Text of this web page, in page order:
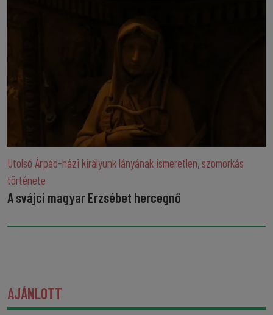
Utolsó Árpád-házi királyunk lányának ismeretlen, szomorkás
története
A svájci magyar Erzsébet hercegnő
AJÁNLOTT